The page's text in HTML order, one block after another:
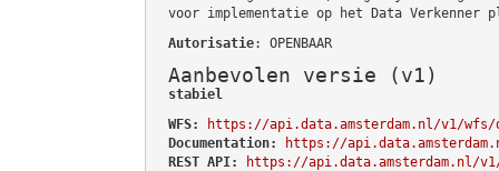
voor implementatie op het Data Verkenner
Autorisatie: OPENBAAR
Aanbevolen versie (v1)
stabiel
WFS:
https://api.data.amsterdam.nl/v1/wfs/
Documentation:
https://
REST API:
https://api.data.amsterdam.nl/v1/